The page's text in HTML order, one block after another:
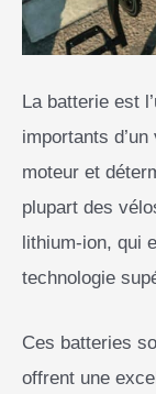
La batterie est
importants
moteur et
plupart des
lithium-ion, qui
technologie
Ces batteries
offrent une